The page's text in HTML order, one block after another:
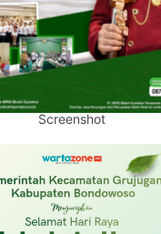
Screenshot